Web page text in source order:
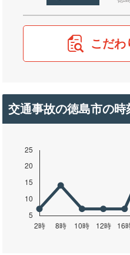
こだわ
交通事故の徳島市の時